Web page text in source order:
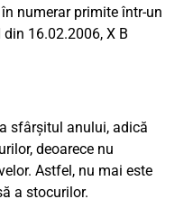
numerar primite într-un
16.02.2006, X B
sfârșitul anului, adică
deoarece nu
Astfel, nu mai este
a stocurilor.